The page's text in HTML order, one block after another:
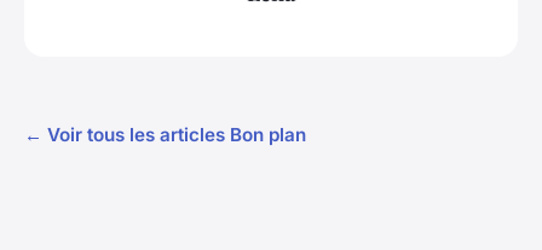
← Voir tous les articles Bon plan